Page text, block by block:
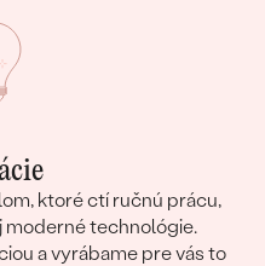
ktoré ctí ručnú prácu,
moderné technológie.
a vyrábame pre vás to